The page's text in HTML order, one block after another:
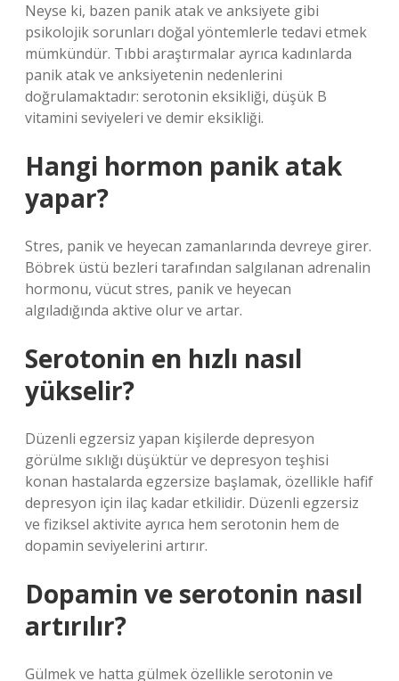
Neyse ki, bazen panik atak ve anksiyete gibi
psikolojik sorunları doğal yöntemlerle tedavi etmek
mümkündür. Tıbbi araştırmalar ayrıca kadınlarda
panik atak ve anksiyetenin nedenlerini
doğrulamaktadır: serotonin eksikliği, düşük B
vitamini seviyeleri ve demir eksikliği.
Hangi hormon panik atak
yapar?
Stres, panik ve heyecan zamanlarında devreye girer.
Böbrek üstü bezleri tarafından salgılanan adrenalin
hormonu, vücut stres, panik ve heyecan
algıladığında aktive olur ve artar.
Serotonin en hızlı nasıl
yükselir?
Düzenli egzersiz yapan kişilerde depresyon
görülme sıklığı düşüktür ve depresyon teşhisi
konan hastalarda egzersize başlamak, özellikle hafif
depresyon için ilaç kadar etkilidir. Düzenli egzersiz
ve fiziksel aktivite ayrıca hem serotonin hem de
dopamin seviyelerini artırır.
Dopamin ve serotonin nasıl
artırılır?
Gülmek ve hatta gülmek özellikle serotonin ve